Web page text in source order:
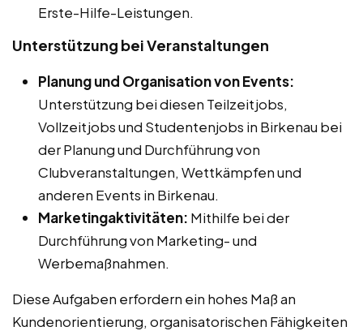
Erste-Hilfe-Leistungen.
Unterstützung bei Veranstaltungen
Planung und Organisation von Events:
Unterstützung bei diesen Teilzeitjobs,
Vollzeitjobs und Studentenjobs in Birkenau bei
der Planung und Durchführung von
Clubveranstaltungen, Wettkämpfen und
anderen Events in Birkenau.
Marketingaktivitäten: Mithilfe bei der
Durchführung von Marketing- und
Werbemaßnahmen.
Diese Aufgaben erfordern ein hohes Maß an
Kundenorientierung, organisatorischen Fähigkeiten